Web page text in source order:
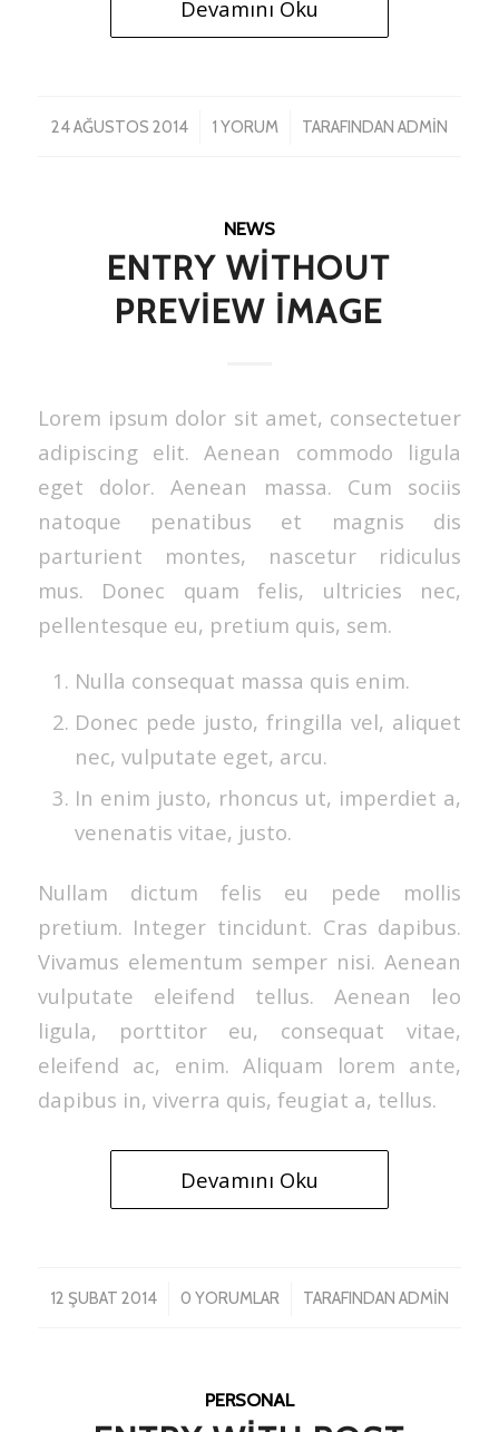
Devamını Oku
24 AĞUSTOS 2014
/ 1 YORUM
/ TARAFINDAN ADMIN
NEWS
ENTRY WITHOUT
PREVIEW IMAGE
Lorem ipsum dolor sit amet, consectetuer
adipiscing elit. Aenean commodo ligula
eget dolor. Aenean massa. Cum sociis
natoque penatibus et magnis dis
parturient montes, nascetur ridiculus
mus. Donec quam felis, ultricies nec,
pellentesque eu, pretium quis, sem.
Nulla consequat massa quis enim.
Donec pede justo, fringilla vel, aliquet
nec, vulputate eget, arcu.
In enim justo, rhoncus ut, imperdiet a,
venenatis vitae, justo.
Nullam dictum felis eu pede mollis
pretium. Integer tincidunt. Cras dapibus.
Vivamus elementum semper nisi. Aenean
vulputate eleifend tellus. Aenean leo
ligula, porttitor eu, consequat vitae,
eleifend ac, enim. Aliquam lorem ante,
dapibus in, viverra quis, feugiat a, tellus.
Devamını Oku
12 ŞUBAT 2014
/ 0 YORUMLAR
/ TARAFINDAN ADMIN
PERSONAL